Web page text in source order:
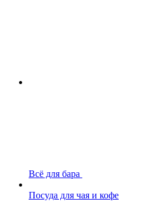
Всё для бара
Посуда для чая и кофе